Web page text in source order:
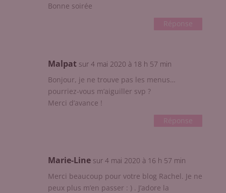
Bonne soirée
Réponse
Malpat sur 4 mai 2020 à 18 h 57 min
Bonjour, je ne trouve pas les menus…
pourriez-vous m’aiguiller svp ?
Merci d’avance !
Réponse
Marie-Line sur 4 mai 2020 à 16 h 57 min
Merci beaucoup pour votre blog Rachel. Je ne
peux plus m’en passer : ) . J’adore la